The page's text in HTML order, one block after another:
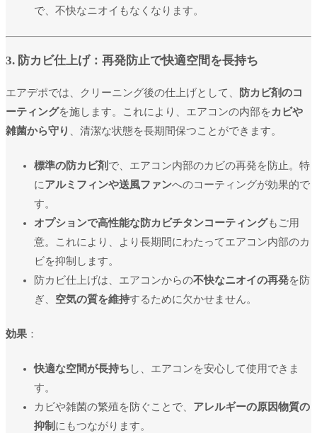
で、不快なニオイもなくなります。
3. 防カビ仕上げ：再発防止で快適空間を長持ち
エアデポでは、クリーニング後の仕上げとして、
防カビ剤のコ
ーティングを施します。これにより、エアコンの内部をカビや
雑菌から守り
、清潔な状態を長期間保つことができます。
標準の防カビ剤 で、エアコン内部のカビの再発を防止。特
にアルミフィンや送風ファンへのコーティングが効果的で
す。
オプションで高性能な防カビチタンコーティングもご用
意。これにより、より長期間にわたってエアコン内部のカ
ビを抑制します。
防カビ仕上げは、エアコンからの不快なニオイの再発を防
ぎ、 空気の質を維持するために欠かせません。
効果 ：
快適な空間が長持ち し、エアコンを安心して使用できま
す。
カビや雑菌の繁殖を防ぐことで、 アレルギーの原因物質の
抑制 にもつながります。